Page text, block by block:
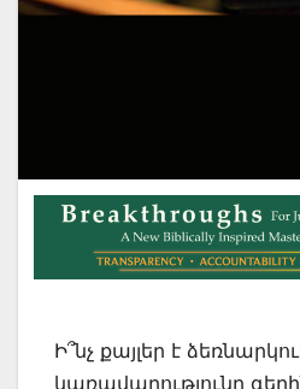
Ի՞նչ քայլեր է
կառավարությունը